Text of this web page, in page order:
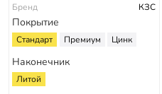
Бренд КЗС
Покрытие
Стандарт Премиум Цинк
Наконечник
Литой